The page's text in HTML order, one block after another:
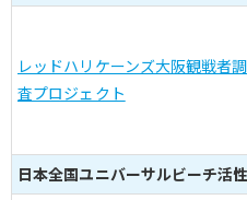
レッドハリケーンズ大阪観戦者調
査プロジェクト
日本全国ユニバーサルビーチ活